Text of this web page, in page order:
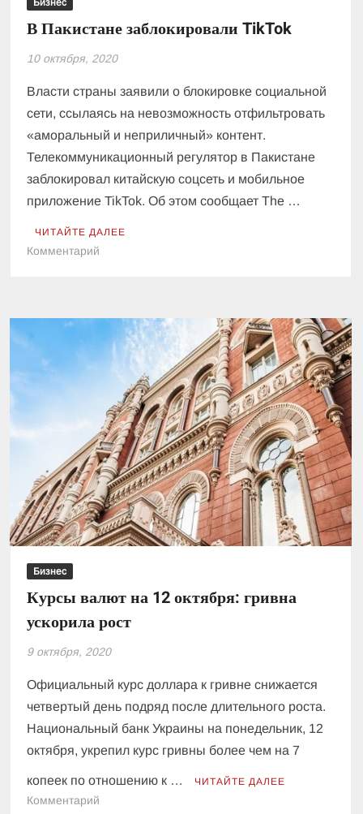
Бизнес
В Пакистане заблокировали TikTok
10 октября, 2020
Власти страны заявили о блокировке социальной
сети, ссылаясь на невозможность отфильтровать
«аморальный и неприличный» контент.
Телекоммуникационный регулятор в Пакистане
заблокировал китайскую соцсеть и мобильное
приложение TikTok. Об этом сообщает The …
ЧИТАЙТЕ ДАЛЕЕ
Комментарий
Бизнес
Курсы валют на 12 октября: гривна
ускорила рост
9 октября, 2020
Официальный курс доллара к гривне снижается
четвертый день подряд после длительного роста.
Национальный банк Украины на понедельник, 12
октября, укрепил курс гривны более чем на 7
копеек по отношению к … ЧИТАЙТЕ ДАЛЕЕ
Комментарий